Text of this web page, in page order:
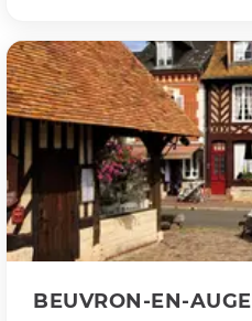
BEUVRON-EN-AUGE